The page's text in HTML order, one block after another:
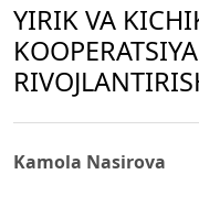
YIRIK VA
Kamola Nasirova